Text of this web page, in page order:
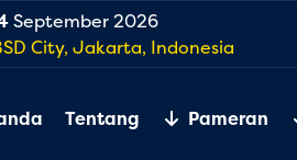
September 2026
City, Jakarta, Indonesia
Tentang Pameran